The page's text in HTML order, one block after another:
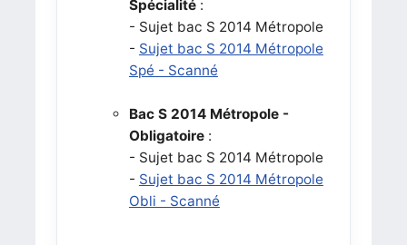
Spécialité :
- Sujet bac S 2014 Métropole
- Sujet bac S 2014 Métropole
Spé - Scanné
Bac S 2014 Métropole -
Obligatoire :
- Sujet bac S 2014 Métropole
- Sujet bac S 2014 Métropole
Obli - Scanné